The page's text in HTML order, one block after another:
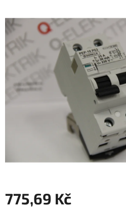
produktu
je
0,0
z
5
hvězdiček.
775,69 Kč